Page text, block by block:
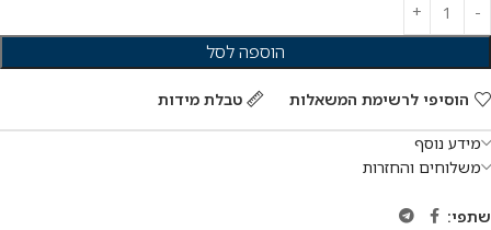
הוספה לסל
הוסיפי לרשימת המשאלות טבלת מידות
מידע נוסף
משלוחים והחזרות
שתפי: